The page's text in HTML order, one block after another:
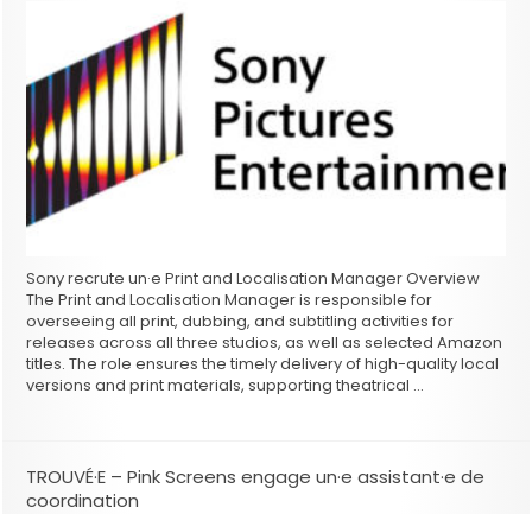
Sony recrute un·e Print and Localisation Manager Overview
The Print and Localisation Manager is responsible for
overseeing all print, dubbing, and subtitling activities for
releases across all three studios, as well as selected Amazon
titles. The role ensures the timely delivery of high-quality local
versions and print materials, supporting theatrical …
TROUVÉ·E – Pink Screens engage un·e assistant·e de
coordination